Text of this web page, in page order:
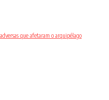
que afetaram o arquipélago